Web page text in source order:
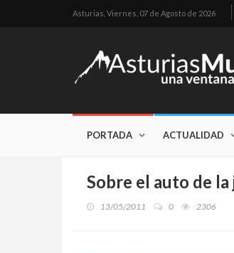
Asturias, Viernes, 07 de Agosto de 2026
PORTADA ACTUALIDAD
Sobre el auto de
13/05/2011 0 2306